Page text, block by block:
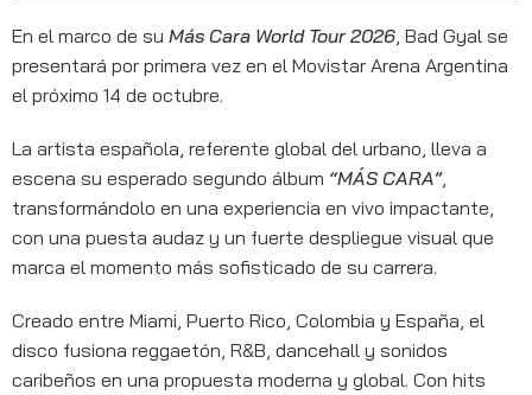
En el marco de su Más Cara World Tour 2026 , Bad Gyal se
presentará por primera vez en el Movistar Arena Argentina
el próximo 14 de octubre.
La artista española, referente global del urbano, lleva a
escena su esperado segundo álbum “MÁS CARA”,
transformándolo en una experiencia en vivo impactante,
con una puesta audaz y un fuerte despliegue visual que
marca el momento más sofisticado de su carrera.
Creado entre Miami, Puerto Rico, Colombia y España, el
disco fusiona reggaetón, R&B, dancehall y sonidos
caribeños en una propuesta moderna y global. Con hits